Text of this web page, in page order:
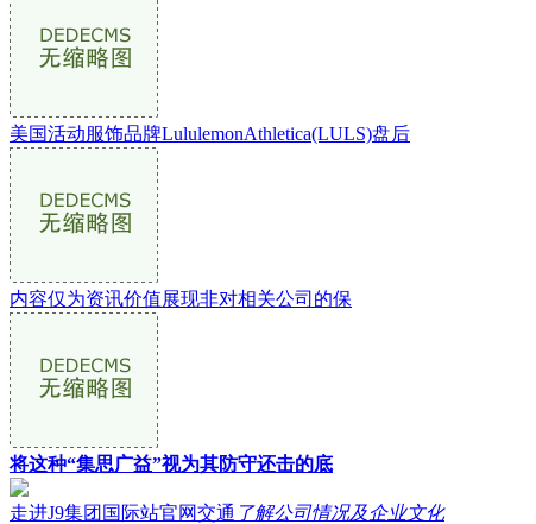
美国活动服饰品牌LululemonAthletica(LULS)盘后
内容仅为资讯价值展现非对相关公司的保
将这种“集思广益”视为其防守还击的底
走进J9集团国际站官网交通 了解公司情况及企业文化